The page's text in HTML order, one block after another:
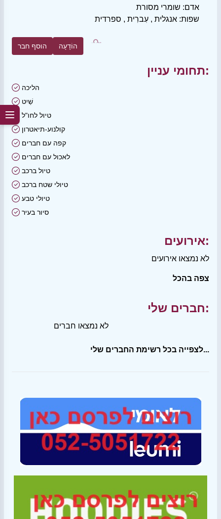
אדם: שומרי מסורת
שפות: אנגלית , עִברִית , ספרדית
הוסף חבר הוֹדָעָה
תחומי עניין:
הליכה
שַׁיִט
טיול לחו"ל
קולנוע-תיאטרון
קפה עם חברים
לאכול עם חברים
טיול ברכב
טיולי שטח ברכב
טיולי טבע
סיור בעיר
אירועים:
לא נמצאו אירועים
צפה בהכל
חברים שלי:
לא נמצאו חברים
לצפייה בכל רשימת החברים שלי...